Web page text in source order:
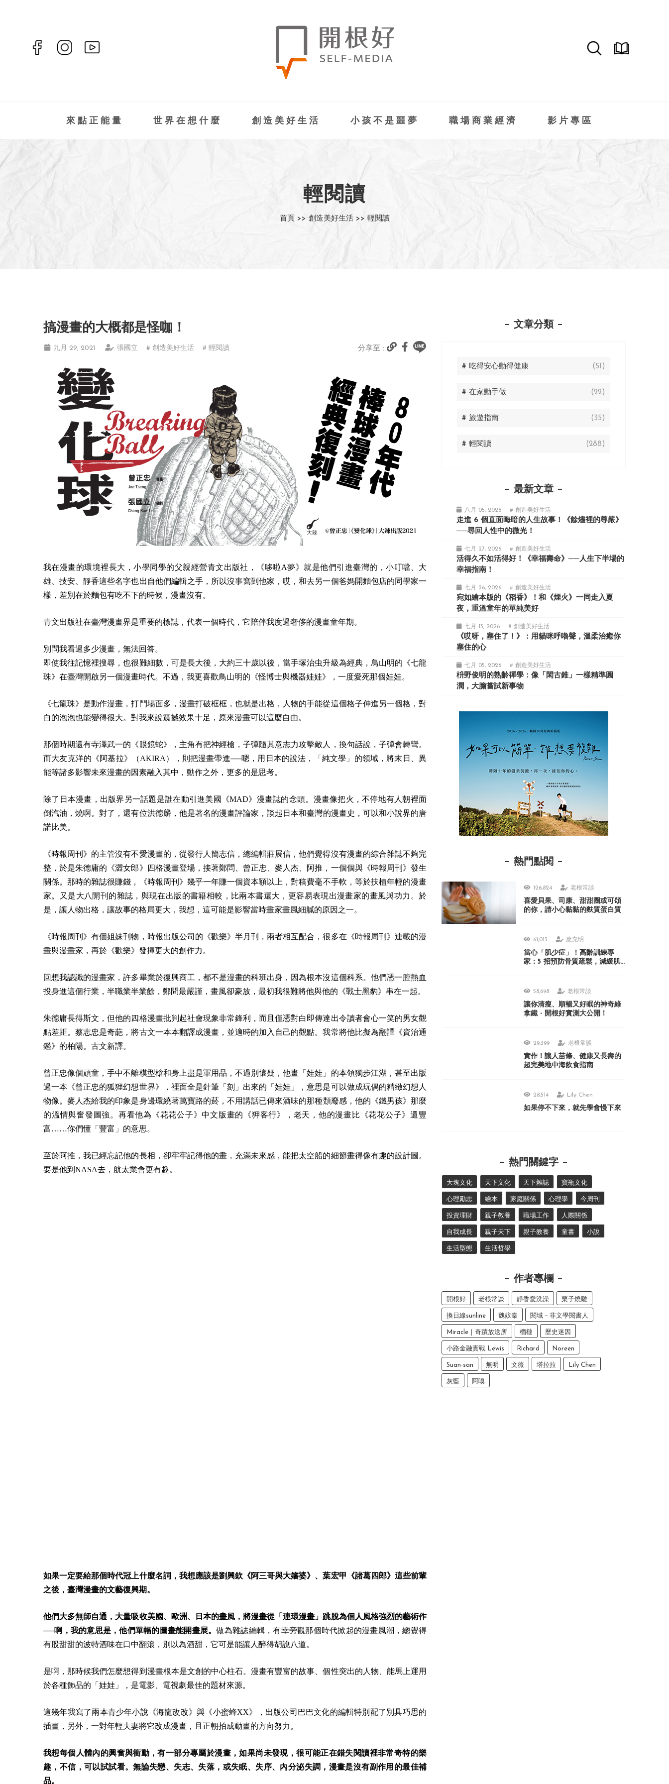
來點正能量 世界在想什麼 創造美好生活 小孩不是噩夢 職場商業經濟 影片專區
輕閱讀
首頁 >> 創造美好生活 >> 輕閱讀
搞漫畫的大概都是怪咖！
九月 29, 2021 張國立 # 創造美好生活 # 輕閱讀 分享至 :
我在漫畫的環境裡長大，小學同學的父親經營青文出版社，《哆啦A夢》就是他們引進臺灣的，小叮噹、大
雄、技安、靜香這些名字也出自他們編輯之手，所以沒事窩到他家，哎，和去另一個爸媽開麵包店的同學家一
樣，差別在於麵包有吃不下的時候，漫畫沒有。
青文出版社在臺灣漫畫界是重要的標誌，代表一個時代，它陪伴我度過奢侈的漫畫童年期。
別問我看過多少漫畫，無法回答。
即使我往記憶裡搜尋，也很難細數，可是長大後，大約三十歲以後，當手塚治虫升級為經典，鳥山明的《七龍
珠》在臺灣開啟另一個漫畫時代。不過，我更喜歡鳥山明的《怪博士與機器娃娃》，一度愛死那個娃娃。
《七龍珠》是動作漫畫，打鬥場面多，漫畫打破框框，也就是出格，人物的手能從這個格子伸進另一個格，對
白的泡泡也能變得很大。對我來說震撼效果十足，原來漫畫可以這麼自由。
那個時期還有寺澤武一的《眼鏡蛇》，主角有把神經槍，子彈隨其意志力攻擊敵人，換句話說，子彈會轉彎。
而大友克洋的《阿基拉》（AKIRA），則把漫畫帶進──嗯，用日本的說法，「純文學」的領域，將末日、異
能等諸多影響未來漫畫的因素融入其中，動作之外，更多的是思考。
除了日本漫畫，出版界另一話題是誰在動引進美國《MAD》漫畫誌的念頭。漫畫像把火，不停地有人朝裡面
倒汽油，燒啊。對了，還有位洪德麟，他是著名的漫畫評論家，談起日本和臺灣的漫畫史，可以和小說界的唐
諾比美。
《時報周刊》的主管沒有不愛漫畫的，從發行人簡志信，總編輯莊展信，他們覺得沒有漫畫的綜合雜誌不夠完
整，於是朱德庸的《澀女郎》四格漫畫登場，接著鄭問、曾正忠、麥人杰、阿推，一個個與《時報周刊》發生
關係。那時的雜誌很賺錢，《時報周刊》幾乎一年賺一個資本額以上，對稿費毫不手軟，等於扶植年輕的漫畫
家。又是大八開刊的雜誌，與現在出版的書籍相較，比兩本書還大，更容易表現出漫畫家的畫風與功力。於
是，讓人物出格，讓故事的格局更大，我想，這可能是影響當時畫家畫風細膩的原因之一。
《時報周刊》有個姐妹刊物，時報出版公司的《歡樂》半月刊，兩者相互配合，很多在《時報周刊》連載的漫
畫與漫畫家，再於《歡樂》發揮更大的創作力。
回想我認識的漫畫家，許多畢業於復興商工，都不是漫畫的科班出身，因為根本沒這個科系。他們憑一腔熱血
投身進這個行業，半職業半業餘，鄭問最嚴謹，畫風卻豪放，最初我很難將他與他的《戰士黑豹》串在一起。
朱德庸長得斯文，但他的四格漫畫批判起社會現象非常鋒利，而且僅憑對白即傳達出令讀者會心一笑的男女觀
點差距。蔡志忠是奇葩，將古文一本本翻譯成漫畫，並適時的加入自己的觀點。我常將他比擬為翻譯《資治通
鑑》的柏陽。古文新譯。
曾正忠像個頑童，手中不離模型槍和身上盡是軍用品，不過別懷疑，他畫「娃娃」的本領獨步江湖，甚至出版
過一本《曾正忠的狐狸幻想世界》，裡面全是針筆「刻」出來的「娃娃」，意思是可以做成玩偶的精緻幻想人
物像。麥人杰給我的印象是身邊環繞著萬寶路的菸，不用講話已傳來酒味的那種頹廢感，他的《鐵男孩》那麼
的溫情與奮發圖強。再看他為《花花公子》中文版畫的《狎客行》，老天，他的漫畫比《花花公子》還豐
富……你們懂「豐富」的意思。
至於阿推，我已經忘記他的長相，卻牢牢記得他的畫，充滿未來感，能把太空船的細節畫得像有趣的設計圖。
要是他到NASA去，航太業會更有趣。
如果一定要給那個時代冠上什麼名詞，我想應該是劉興欽《阿三哥與大嬸婆》、葉宏甲《諸葛四郎》這些前輩
之後，臺灣漫畫的文藝復興期。
他們大多無師自通，大量吸收美國、歐洲、日本的畫風，將漫畫從「連環漫畫」跳脫為個人風格強烈的藝術作
──啊，我的意思是，他們單幅的圖畫能開畫展。做為雜誌編輯，有幸旁觀那個時代掀起的漫畫風潮，總覺得
有股甜甜的波特酒味在口中翻滾，別以為酒甜，它可是能讓人醉得胡說八道。
是啊，那時候我們怎麼想得到漫畫根本是文創的中心柱石。漫畫有豐富的故事、個性突出的人物、能馬上運用
於各種飾品的「娃娃」，是電影、電視劇最佳的題材來源。
這幾年我寫了兩本青少年小說《海龍改改》與《小蜜蜂XX》，出版公司巴巴文化的編輯特別配了別具巧思的
插畫，另外，一對年輕夫妻將它改成漫畫，且正朝拍成動畫的方向努力。
我想每個人體內的興奮與衝動，有一部分專屬於漫畫，如果尚未發現，很可能正在錯失閱讀裡非常奇特的樂
趣，不信，可以試試看。無論失戀、失志、失落，或失眠、失序、內分泌失調，漫畫是沒有副作用的最佳補
品。
文章分類
# 吃得安心動得健康 (51)
# 在家動手做 (22)
# 旅遊指南 (35)
# 輕閱讀 (288)
最新文章
八月 05, 2026 # 創造美好生活
走進 6 個直面晦暗的人生故事！《餘燼裡的尊嚴》
──尋回人性中的微光！
七月 27, 2026 # 創造美好生活
活得久不如活得好！《幸福壽命》──人生下半場的
幸福指南！
七月 26, 2026 # 創造美好生活
宛如繪本版的《稻香》！和《煙火》一同走入夏
夜，重溫童年的單純美好
七月 13, 2026 # 創造美好生活
《哎呀，塞住了！》：用貓咪呼嚕聲，溫柔治癒你
塞住的心
七月 05, 2026 # 創造美好生活
枡野俊明的熟齡禪學：像「閑古錐」一樣精準圓
潤，大膽嘗試新事物
熱門點閱
126,824 老根常談
喜愛貝果、司康、甜甜圈或可頌
的你，請小心黏黏的麩質蛋白質
61,013 應充明
當心「肌少症」！高齡訓練專
家：5 招預防骨質疏鬆，減緩肌
58,698 老根常談
讓你清瘦、順暢又好眠的神奇綠
拿鐵 ‧ 開根好實測大公開！
29,399 老根常談
實作！讓人苗條、健康又長壽的
超完美地中海飲食指南
28,514 Lily Chen
如果停不下來，就先學會慢下來
熱門關鍵字
大塊文化 天下文化 天下雜誌 寶瓶文化
心理勵志 繪本 家庭關係 心理學 今周刊
投資理財 親子教養 職場工作 人際關係
自我成長 親子天下 親子教養 童書 小說
生活型態 生活哲學
作者專欄
開根好 老根常談 靜香愛洗澡 栗子燒雞
換日線sunline 魏妏秦 閱域－非文學閱書人
Miracle｜奇蹟放送所 榴槤 歷史迷因
小路金融實戰 Lewis Richard Noreen
Suan-san 無明 文薇 塔拉拉 Lily Chen
灰藍 阿嗅